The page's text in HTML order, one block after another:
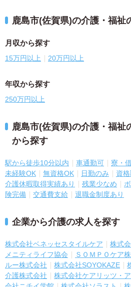
鹿島市(佐賀県)の介護・福祉
月収から探す
15万円以上 20万円以上
年収から探す
250万円以上
鹿島市(佐賀県)の介護・福祉
から探す
駅から徒歩10分以内 車通勤可 寮・
未経験OK
無資格OK 日勤のみ 資
介護休暇取得実績あり
残業少なめ
険完備
交通費支給 退職金制度あり
企業から介護の求人を探す
株式会社ベネッセスタイルケア 株式
メニティライフ協会
ＳＯＭＰＯケア
ルー株式会社
株式会社SOYOKAZE
介護株式会社
株式会社ケアリッツ・